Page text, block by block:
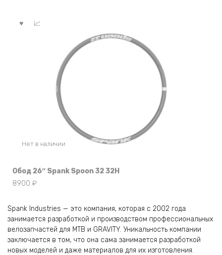
Нет в наличии
Обод 26″ Spank Spoon 32 32H
8900 ₽
Spank Industries — это компания, которая с 2002 года
занимается разработкой и производством профессиональных
велозапчастей для MTB и GRAVITY. Уникальность компании
заключается в том, что она сама занимается разработкой
новых моделей и даже материалов для их изготовления.